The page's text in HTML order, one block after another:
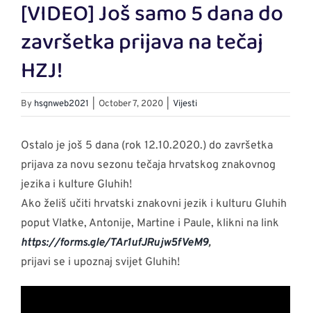
Larger
Image
[VIDEO] Još samo 5 dana do
završetka prijava na tečaj
HZJ!
By hsgnweb2021 October 7, 2020 Vijesti
Ostalo je još 5 dana (rok 12.10.2020.) do završetka
prijava za novu sezonu tečaja hrvatskog znakovnog
jezika i kulture Gluhih!
Ako želiš učiti hrvatski znakovni jezik i kulturu Gluhih
poput Vlatke, Antonije, Martine i Paule, klikni na link
https://forms.gle/TAr1ufJRujw5fVeM9,
prijavi se i upoznaj svijet Gluhih!